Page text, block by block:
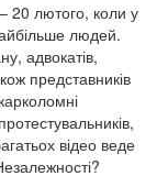
20 лютого, коли у
людей.
адвокатів,
представників
відео веде